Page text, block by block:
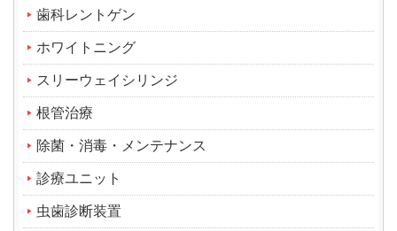
歯科レントゲン
ホワイトニング
スリーウェイシリンジ
根管治療
除菌・消毒・メンテナンス
診療ユニット
虫歯診断装置